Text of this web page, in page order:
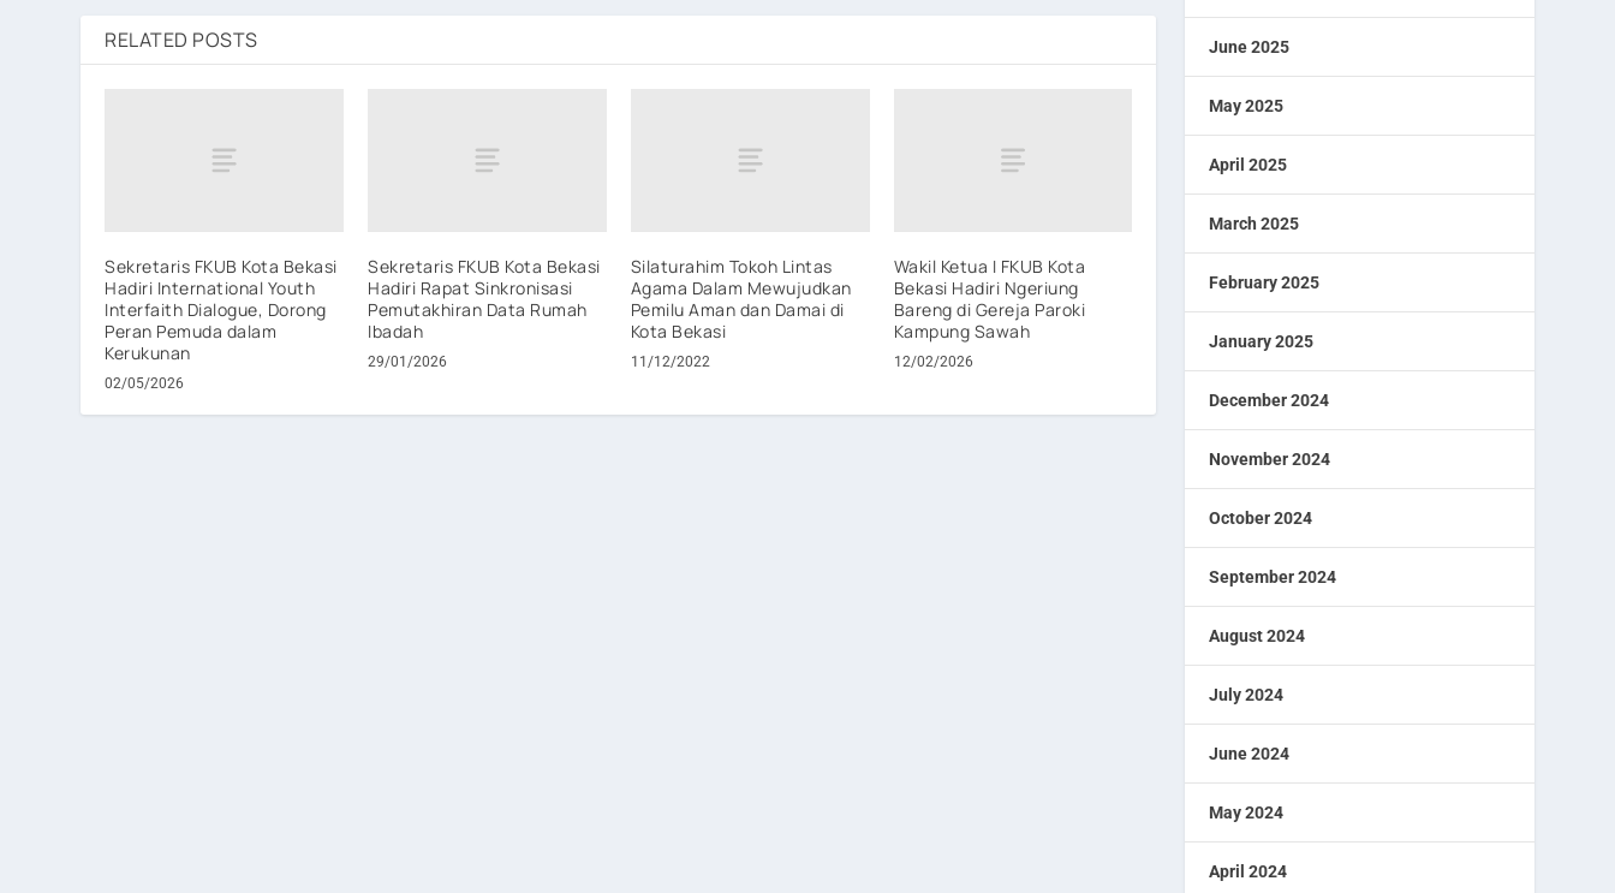
RELATED POSTS
Sekretaris FKUB Kota Bekasi
Hadiri International Youth
Interfaith Dialogue, Dorong
Peran Pemuda dalam
Kerukunan
02/05/2026
Sekretaris FKUB Kota Bekasi
Hadiri Rapat Sinkronisasi
Pemutakhiran Data Rumah
Ibadah
29/01/2026
Silaturahim Tokoh Lintas
Agama Dalam Mewujudkan
Pemilu Aman dan Damai di
Kota Bekasi
11/12/2022
Wakil Ketua I FKUB Kota
Bekasi Hadiri Ngeriung
Bareng di Gereja Paroki
Kampung Sawah
12/02/2026
June 2025
May 2025
April 2025
March 2025
February 2025
January 2025
December 2024
November 2024
October 2024
September 2024
August 2024
July 2024
June 2024
May 2024
April 2024